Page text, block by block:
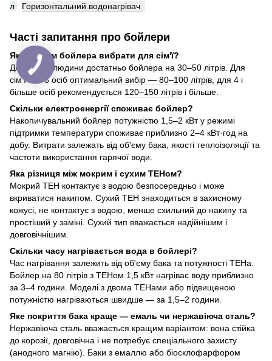
л
Горизонтальний водонагрівач
Часті запитання про бойлери
Який об'єм бойлера вибрати для сім'ї?
Для однієї людини достатньо бойлера на 30–50 літрів. Для
сім'ї з 2–3 осіб оптимальний вибір — 80–100 літрів , для 4 і
більше осіб рекомендується 120–150 літрів і більше.
Скільки електроенергії споживає бойлер?
Накопичувальний бойлер потужністю 1,5–2 кВт у режимі
підтримки температури споживає приблизно 2–4 кВт·год на
добу. Витрати залежать від об'єму бака, якості теплоізоляції та
частоти використання гарячої води.
Яка різниця між мокрим і сухим ТЕНом?
Мокрий ТЕН контактує з водою безпосередньо і може
вкриватися накипом. Сухий ТЕН знаходиться в захисному
кожусі, не контактує з водою, менше схильний до накипу та
простіший у заміні. Сухий тип вважається надійнішим і
довговічнішим.
Скільки часу нагрівається вода в бойлері?
Час нагрівання залежить від об'єму бака та потужності ТЕНа.
Бойлер на 80 літрів з ТЕНом 1,5 кВт нагріває воду приблизно
за 3–4 години. Моделі з двома ТЕНами або підвищеною
потужністю нагріваються швидше — за 1,5–2 години.
Яке покриття бака краще — емаль чи нержавіюча сталь?
Нержавіюча сталь вважається кращим варіантом: вона стійка
до корозії, довговічна і не потребує спеціального захисту
(анодного магнію). Баки з емаллю або біосклофарфором